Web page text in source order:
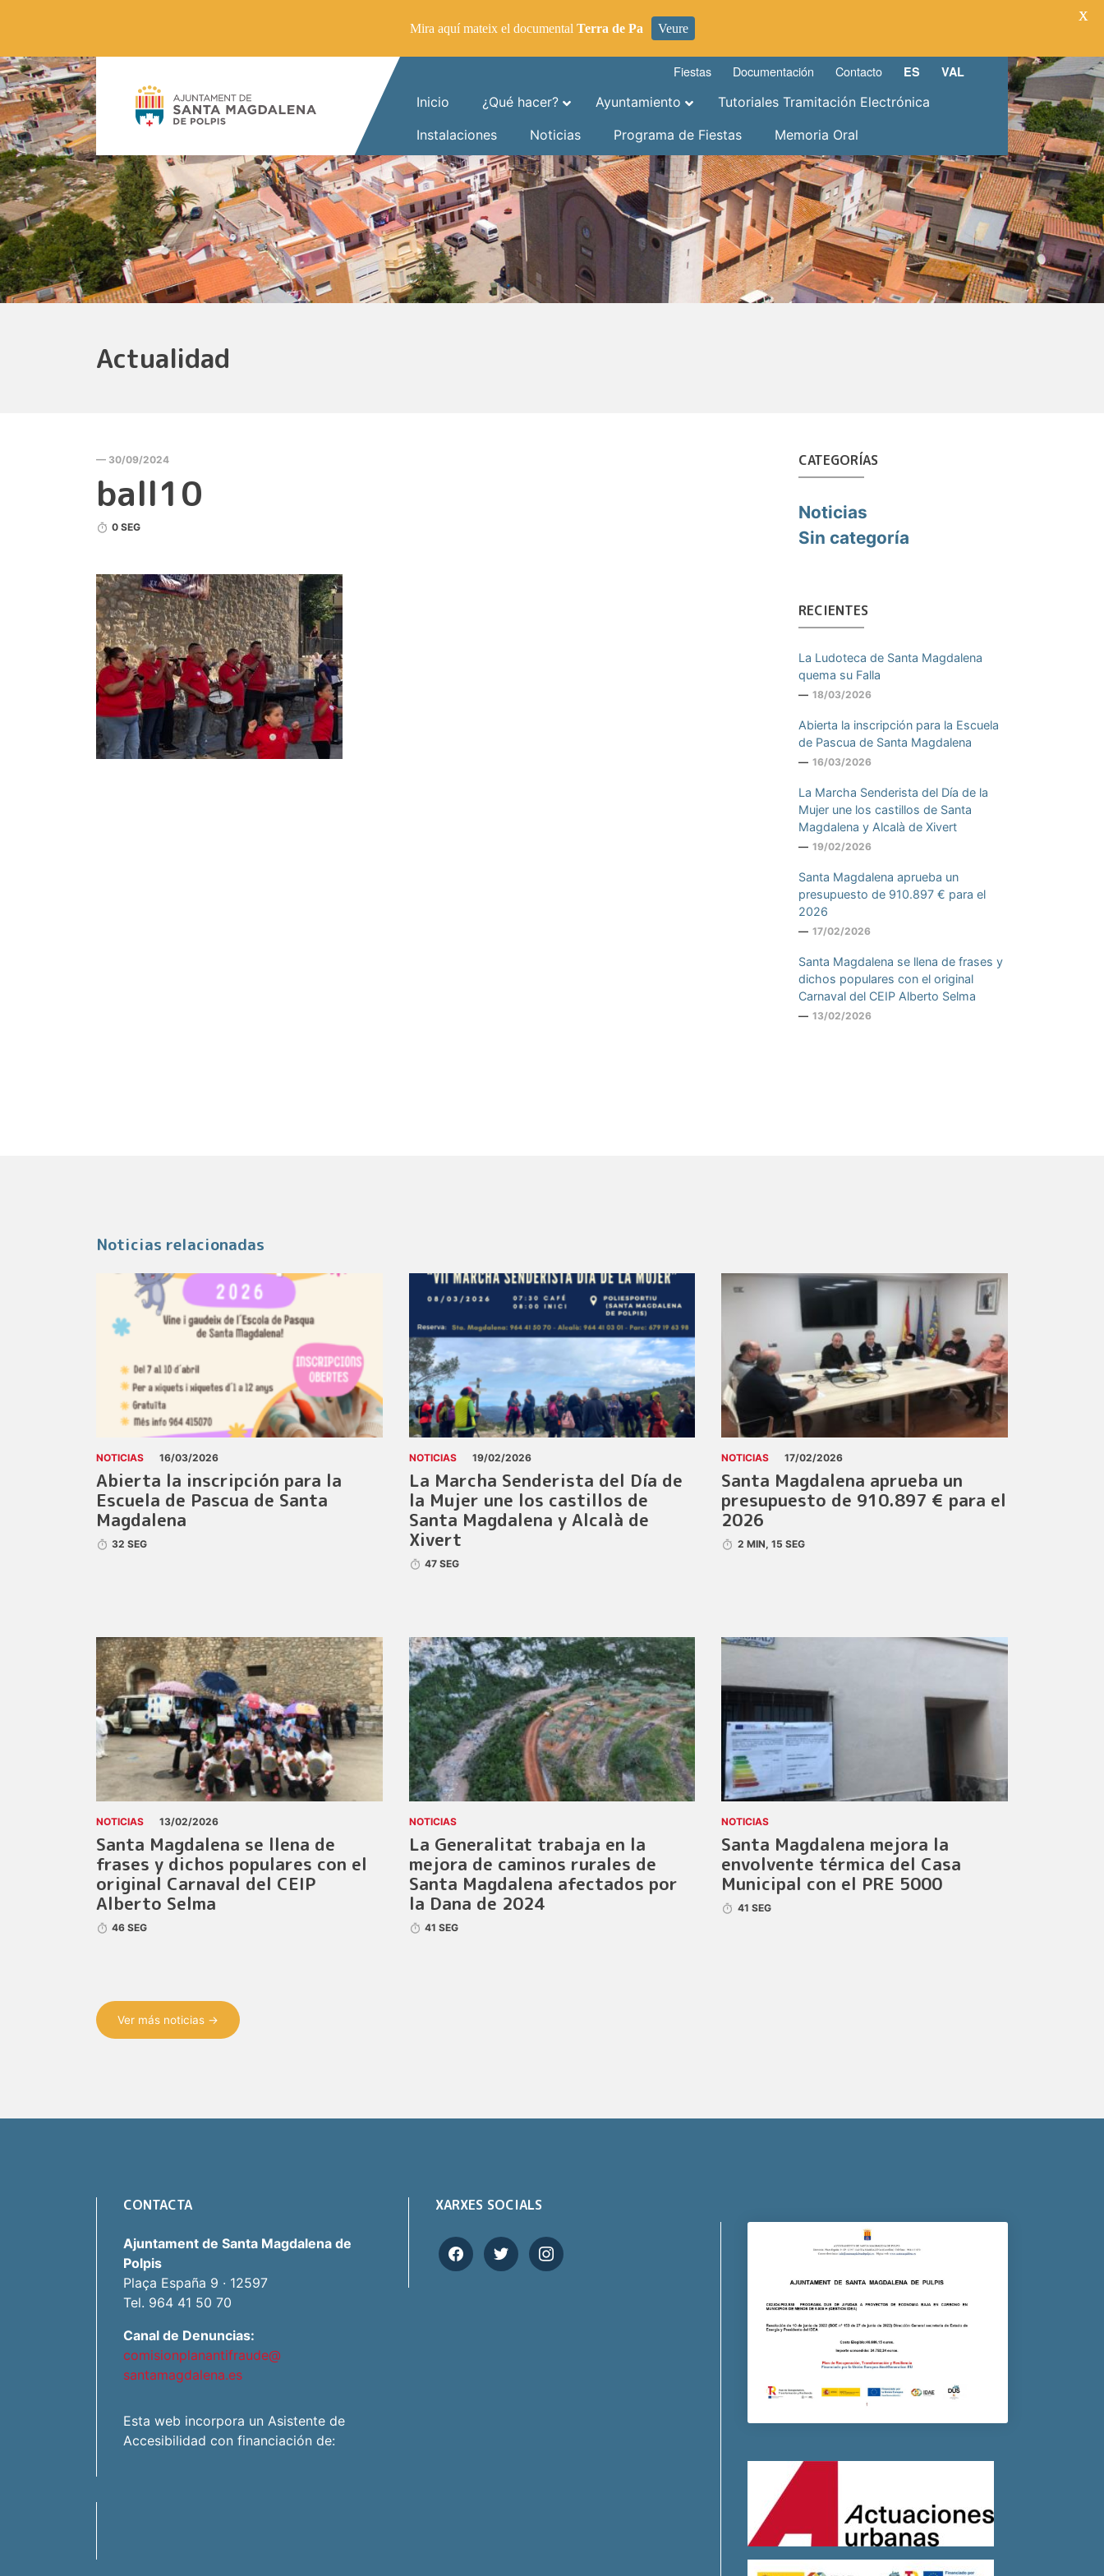
Fiestas Documentación Contacto ES
VAL
Inicio
¿Qué hacer? Ayuntamiento
Tutoriales Tramitación Electrónica
Instalaciones
Noticias Programa de Fiestas Memoria Oral
Actualidad
— 30/09/2024
ball10
0 SEG
CATEGORÍAS
Noticias
Sin categoría
RECIENTES
La Ludoteca de Santa Magdalena
quema su Falla
18/03/2026
Abierta la inscripción para la Escuela
de Pascua de Santa Magdalena
16/03/2026
La Marcha Senderista del Día de la
Mujer une los castillos de Santa
Magdalena y Alcalà de Xivert
19/02/2026
Santa Magdalena aprueba un
presupuesto de 910.897 € para el
2026
17/02/2026
Santa Magdalena se llena de frases y
dichos populares con el original
Carnaval del CEIP Alberto Selma
13/02/2026
Noticias relacionadas
NOTICIAS 16/03/2026
Abierta la inscripción para la
Escuela de Pascua de Santa
Magdalena
32 SEG
NOTICIAS 19/02/2026
La Marcha Senderista del Día de
la Mujer une los castillos de
Santa Magdalena y Alcalà de
Xivert
47 SEG
NOTICIAS 17/02/2026
Santa Magdalena aprueba un
presupuesto de 910.897 € para el
2026
2 MIN, 15 SEG
NOTICIAS 13/02/2026
Santa Magdalena se llena de
frases y dichos populares con el
original Carnaval del CEIP
Alberto Selma
46 SEG
NOTICIAS
La Generalitat trabaja en la
mejora de caminos rurales de
Santa Magdalena afectados por
la Dana de 2024
41 SEG
NOTICIAS
Santa Magdalena mejora la
envolvente térmica del Casa
Municipal con el PRE 5000
41 SEG
Ver más noticias →
CONTACTA
Ajuntament de Santa Magdalena de
Polpis
Plaça España 9 · 12597
Tel. 964 41 50 70
Canal de Denuncias:
comisionplanantifraude@
santamagdalena.es
Esta web incorpora un Asistente de
Accesibilidad con financiación de:
XARXES SOCIALS
facebooktwitter instagram
Mira aquí mateix el documental Terra de Pa Veure
X